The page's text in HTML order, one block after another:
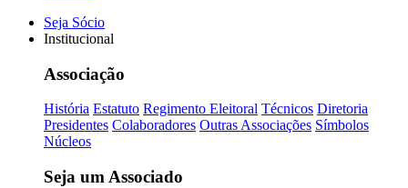
Seja Sócio
Institucional
Associação
História Estatuto Regimento Eleitoral Técnicos Diretoria
Presidentes Colaboradores Outras Associações Símbolos
Núcleos
Seja um Associado